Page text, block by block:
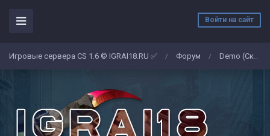
Войти на сайт
Игровые сервера CS 1.6 © IGRAI18.RU ✅ / Форум / Demo (Скриншоты)